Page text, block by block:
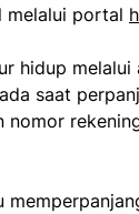
melalui portal
hidup
saat
nomor